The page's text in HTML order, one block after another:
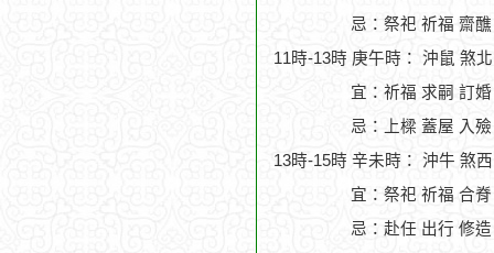
忌：祭祀 祈福 齋
11時-13時 庚午時： 沖鼠 煞
宜：祈福 求嗣 訂
忌：上樑 蓋屋 入
13時-15時 辛未時： 沖牛 煞
宜：祭祀 祈福 合
忌：赴任 出行 修造